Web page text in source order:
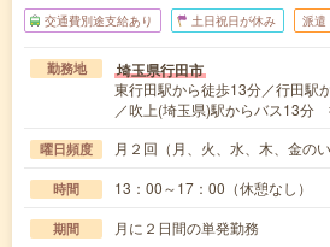
交通費別途支給あり 土日祝日が休み 派遣
勤務地 埼玉県行田市
東行田駅から徒歩13分／行田
／吹上(埼玉県)駅からバス13分
曜日頻度 月２回（月、火、水、木、金のい
時間 13：00～17：00（休憩なし）
期間 月に２日間の単発勤務